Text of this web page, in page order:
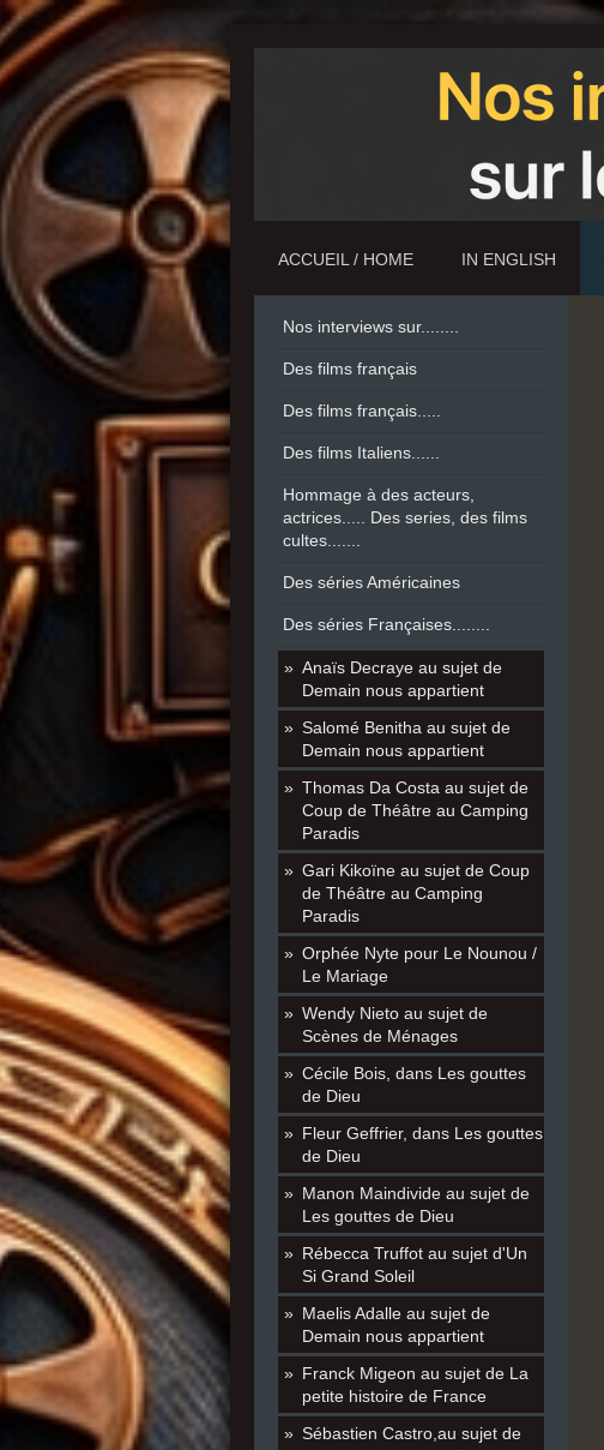
ACCUEIL / HOME IN ENGLISH
Nos interviews sur........
Des films français
Des films français.....
Des films Italiens......
Hommage à des acteurs,
actrices..... Des series, des films
cultes.......
Des séries Américaines
Des séries Françaises........
Anaïs Decraye au sujet de
Demain nous appartient
Salomé Benitha au sujet de
Demain nous appartient
Thomas Da Costa au sujet de
Coup de Théâtre au Camping
Paradis
Gari Kikoïne au sujet de Coup
de Théâtre au Camping
Paradis
Orphée Nyte pour Le Nounou /
Le Mariage
Wendy Nieto au sujet de
Scènes de Ménages
Cécile Bois, dans Les gouttes
de Dieu
Fleur Geffrier, dans Les gouttes
de Dieu
Manon Maindivide au sujet de
Les gouttes de Dieu
Rébecca Truffot au sujet d'Un
Si Grand Soleil
Maelis Adalle au sujet de
Demain nous appartient
Franck Migeon au sujet de La
petite histoire de France
Sébastien Castro,au sujet de